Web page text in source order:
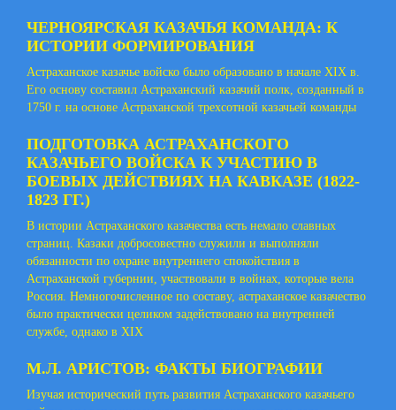
ЧЕРНОЯРСКАЯ КАЗАЧЬЯ КОМАНДА: К
ИСТОРИИ ФОРМИРОВАНИЯ
Астраханское казачье войско было образовано в начале XIX в.
Его основу составил Астраханский казачий полк, созданный в
1750 г. на основе Астраханской трехсотной казачьей команды
ПОДГОТОВКА АСТРАХАНСКОГО
КАЗАЧЬЕГО ВОЙСКА К УЧАСТИЮ В
БОЕВЫХ ДЕЙСТВИЯХ НА КАВКАЗЕ (1822-
1823 ГГ.)
В истории Астраханского казачества есть немало славных
страниц. Казаки добросовестно служили и выполняли
обязанности по охране внутреннего спокойствия в
Астраханской губернии, участвовали в войнах, которые вела
Россия. Немногочисленное по составу, астраханское казачество
было практически целиком задействовано на внутренней
службе, однако в XIX
М.Л. АРИСТОВ: ФАКТЫ БИОГРАФИИ
Изучая исторический путь развития Астраханского казачьего